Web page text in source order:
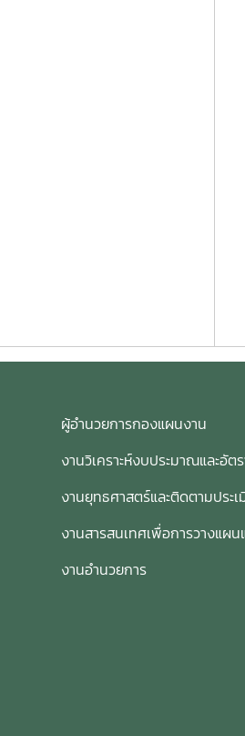
ผู้อำนวยการกองแผนงาน
งานวิเคราะห์งบประมาณและอัต
งานยุทธศาสตร์และติดตามประ
งานสารสนเทศเพื่อการวาง
งานอำนวยการ